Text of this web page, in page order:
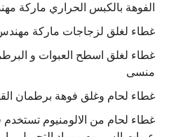
الفوهة بالكبس الحراري ماركة
غطاء لغلق لزجاجات ماركة
غطاء لغلق اسطح العبوات و
منسى
غطاء لحام وغلق فوهة برطمان
غطاء لحام من الالومنيوم